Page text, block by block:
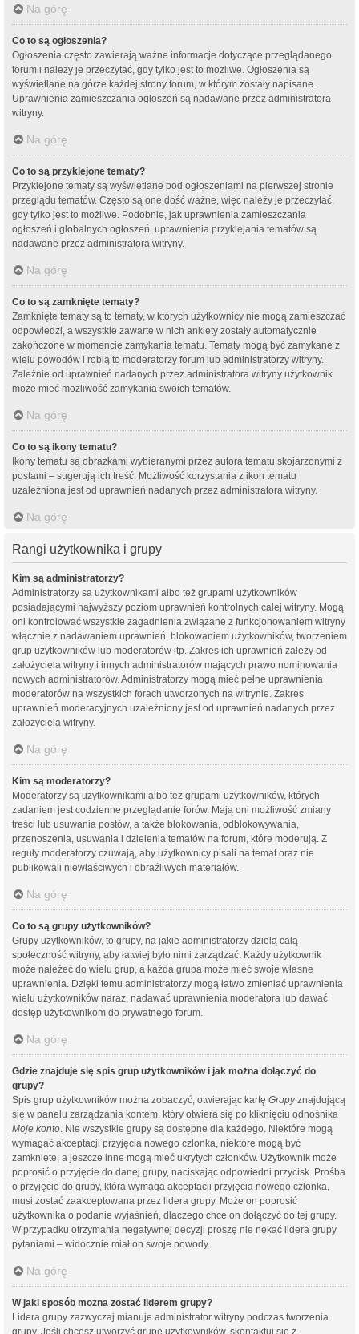
Na górę
Co to są ogłoszenia?
Ogłoszenia często zawierają ważne informacje dotyczące przeglądanego
forum i należy je przeczytać, gdy tylko jest to możliwe. Ogłoszenia są
wyświetlane na górze każdej strony forum, w którym zostały napisane.
Uprawnienia zamieszczania ogłoszeń są nadawane przez administratora
witryny.
Na górę
Co to są przyklejone tematy?
Przyklejone tematy są wyświetlane pod ogłoszeniami na pierwszej stronie
przeglądu tematów. Często są one dość ważne, więc należy je przeczytać,
gdy tylko jest to możliwe. Podobnie, jak uprawnienia zamieszczania
ogłoszeń i globalnych ogłoszeń, uprawnienia przyklejania tematów są
nadawane przez administratora witryny.
Na górę
Co to są zamknięte tematy?
Zamknięte tematy są to tematy, w których użytkownicy nie mogą zamieszczać
odpowiedzi, a wszystkie zawarte w nich ankiety zostały automatycznie
zakończone w momencie zamykania tematu. Tematy mogą być zamykane z
wielu powodów i robią to moderatorzy forum lub administratorzy witryny.
Zależnie od uprawnień nadanych przez administratora witryny użytkownik
może mieć możliwość zamykania swoich tematów.
Na górę
Co to są ikony tematu?
Ikony tematu są obrazkami wybieranymi przez autora tematu skojarzonymi z
postami – sugerują ich treść. Możliwość korzystania z ikon tematu
uzależniona jest od uprawnień nadanych przez administratora witryny.
Na górę
Rangi użytkownika i grupy
Kim są administratorzy?
Administratorzy są użytkownikami albo też grupami użytkowników
posiadającymi najwyższy poziom uprawnień kontrolnych całej witryny. Mogą
oni kontrolować wszystkie zagadnienia związane z funkcjonowaniem witryny
włącznie z nadawaniem uprawnień, blokowaniem użytkowników, tworzeniem
grup użytkowników lub moderatorów itp. Zakres ich uprawnień zależy od
założyciela witryny i innych administratorów mających prawo nominowania
nowych administratorów. Administratorzy mogą mieć pełne uprawnienia
moderatorów na wszystkich forach utworzonych na witrynie. Zakres
uprawnień moderacyjnych uzależniony jest od uprawnień nadanych przez
założyciela witryny.
Na górę
Kim są moderatorzy?
Moderatorzy są użytkownikami albo też grupami użytkowników, których
zadaniem jest codzienne przeglądanie forów. Mają oni możliwość zmiany
treści lub usuwania postów, a także blokowania, odblokowywania,
przenoszenia, usuwania i dzielenia tematów na forum, które moderują. Z
reguły moderatorzy czuwają, aby użytkownicy pisali na temat oraz nie
publikowali niewłaściwych i obraźliwych materiałów.
Na górę
Co to są grupy użytkowników?
Grupy użytkowników, to grupy, na jakie administratorzy dzielą całą
społeczność witryny, aby łatwiej było nimi zarządzać. Każdy użytkownik
może należeć do wielu grup, a każda grupa może mieć swoje własne
uprawnienia. Dzięki temu administratorzy mogą łatwo zmieniać uprawnienia
wielu użytkowników naraz, nadawać uprawnienia moderatora lub dawać
dostęp użytkownikom do prywatnego forum.
Na górę
Gdzie znajduje się spis grup użytkowników i jak można dołączyć do
grupy?
Spis grup użytkowników można zobaczyć, otwierając kartę Grupyznajdującą
się w panelu zarządzania kontem, który otwiera się po kliknięciu odnośnika
Moje konto. Nie wszystkie grupy są dostępne dla każdego. Niektóre mogą
wymagać akceptacji przyjęcia nowego członka, niektóre mogą być
zamknięte, a jeszcze inne mogą mieć ukrytych członków. Użytkownik może
poprosić o przyjęcie do danej grupy, naciskając odpowiedni przycisk. Prośba
o przyjęcie do grupy, która wymaga akceptacji przyjęcia nowego członka,
musi zostać zaakceptowana przez lidera grupy. Może on poprosić
użytkownika o podanie wyjaśnień, dlaczego chce on dołączyć do tej grupy.
W przypadku otrzymania negatywnej decyzji proszę nie nękać lidera grupy
pytaniami – widocznie miał on swoje powody.
Na górę
W jaki sposób można zostać liderem grupy?
Lidera grupy zazwyczaj mianuje administrator witryny podczas tworzenia
grupy. Jeśli chcesz utworzyć grupę użytkowników, skontaktuj się z